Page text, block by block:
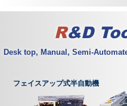
R&D
Desk top, Manual, Semi-
フェイスアップ式半自動機